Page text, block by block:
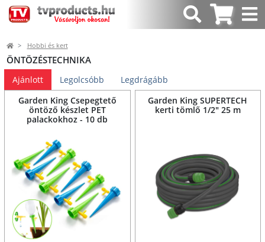
Hobbi és kert
ÖNTÖZÉSTECHNIKA
Ajánlott Legolcsóbb
Legdrágább
Garden King Csepegtető
öntöző készlet PET
palackokhoz - 10 db
Garden King SUPERTECH
kerti tömlő 1/2" 25 m